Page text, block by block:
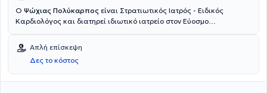
Ο Ψώχιας Πολύκαρπος είναι Στρατιωτικός Ιατρός - Ειδικός
Καρδιολόγος και διατηρεί ιδιωτικό ιατρείο στον Εύοσμο
Πανεπιστημίου Θεσσαλονίκης με εξειδίκευση στον υπέρηχο
καρδιάς. Επίσης, έχει πραγματοποιήσει μεταπτυχιακές σπουδές
στην Κλινική έρευνα και Μεθοδολογία στο Αριστοτέλειο
Πανεπιστήμιο Θεσσαλονίκης. Ειδικεύτηκε στο Imperial College
Απλή επίσκεψη
Δες το κόστος